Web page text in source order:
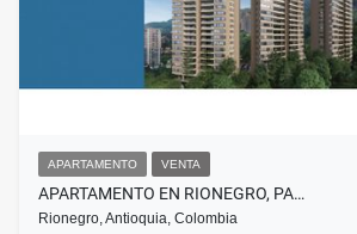
APARTAMENTO VENTA
APARTAMENTO EN RIONEGRO, PA…
Rionegro, Antioquia, Colombia